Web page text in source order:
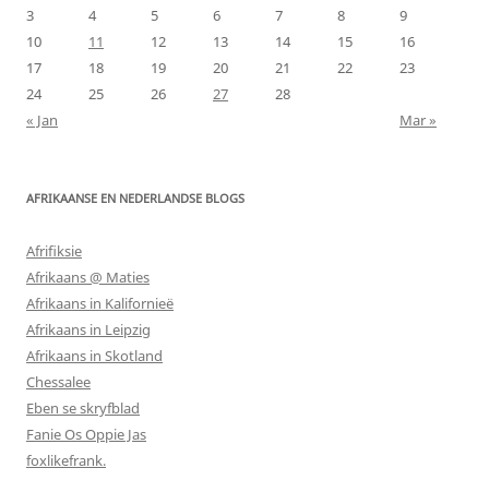
3
4 5 6 7 8
9
10
11 12 13 14 15
16
17
18 19 20 21 22
23
24
25 26 27
28
« Jan
Mar »
AFRIKAANSE EN NEDERLANDSE BLOGS
Afrifiksie
Afrikaans @ Maties
Afrikaans in Kalifornieë
Afrikaans in Leipzig
Afrikaans in Skotland
Chessalee
Eben se skryfblad
Fanie Os Oppie Jas
foxlikefrank.